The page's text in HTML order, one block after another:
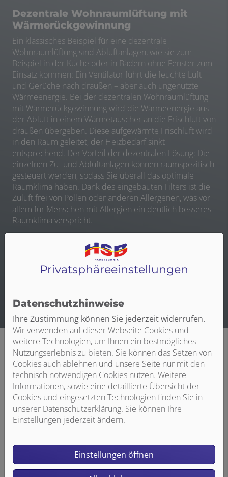
Dezentrale Wohnraumlüftung mit
Wärmerückgewinnung
Ein klassisches Beispiel für eine dezentrale
Wohnraumlüftung sind Abluftanlagen, wie sie zum
Beispiel in der Küche oder in Bädern ohne Fenster zum
Einsatz kommen: Ein Ventilator führt die feuchte Luft
und Gerüche nach draußen – aber auch ungenutzte
Wärmeenergie. Bei der dezentralen Wohnraumlüftung
mit Wärmerückgewinnung wird die Wärmeenergie aus
der Abluft in einem Wärmetauscher an die Frischluft von
draußen übergeben. Diese aufgewärmte Frischluft wird
in den Raum geleitet, der Heizbedarf sinkt
entsprechend. Der Vorteil der dezentralen Lösung: Die
einzelnen Zu- und Abluftanlagen können raumspezifisch
gesteuert werden, sodass Sie überall das optimale
Raumklima haben. Dank des eingebauten Filters ist die
Zuluft frei von Pollen oder anderen Allergenen, was vor
allem für Menschen mit Allergien ein deutlich besseres
Raumklima verspricht.
Wenn Sie eine energetische Sanierung mit dezentraler
Wohnraumlüftung planen, können Sie Fördermittel
beantragen – sprechen Sie uns gerne an, wir beraten Sie
ausführlich zu den Fördermöglichkeiten.
Privatsphäre­einstellungen
Datenschutzhinweise
Ihre Zustimmung können Sie jederzeit widerrufen.
Wir verwenden auf dieser Webseite Cookies und
weitere Technologien, um Ihnen ein bestmögliches
Nutzungserlebnis zu bieten. Sie können das Setzen von
Cookies auch ablehnen und unsere Seite nur mit den
technisch notwendigen Cookies nutzen. Weitere
Informationen, sowie eine detaillierte Übersicht der
Cookies und eingesetzten Technologien finden Sie in
unserer Datenschutzerklärung. Sie können Ihre
Einstellungen jederzeit ändern.
Einstellungen öffnen